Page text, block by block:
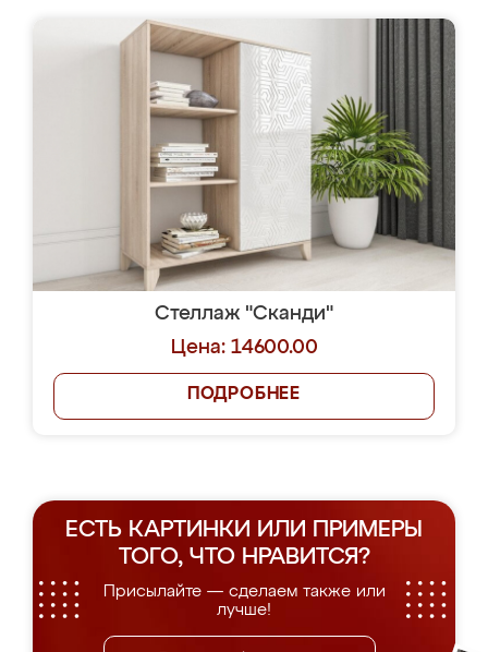
Стеллаж "Сканди"
Цена: 14600.00
ПОДРОБНЕЕ
ЕСТЬ КАРТИНКИ ИЛИ ПРИМЕРЫ
ТОГО, ЧТО НРАВИТСЯ?
Присылайте — сделаем также или
лучше!